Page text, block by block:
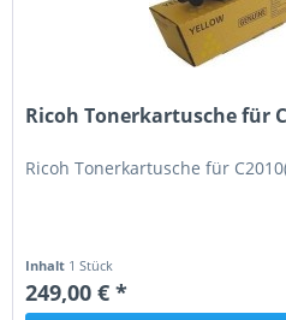
Ricoh Tonerkartusche für
Ricoh Tonerkartusche für
Inhalt 1 Stück
249,00 € *